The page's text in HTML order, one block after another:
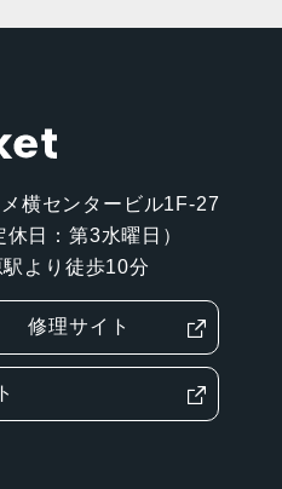
横センタービル1F-27
日：第3水曜日）
より徒歩10分
修理サイト